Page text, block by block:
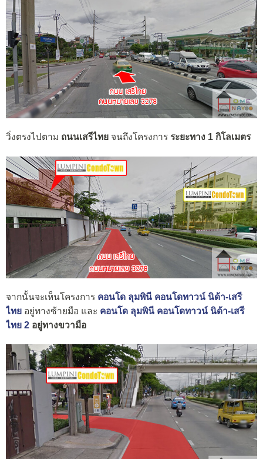
วิ่งตรงไปตาม ถนนเสรีไทย จนถึงโครงการ ระยะทาง 1 กิโลเมตร
จากนั้นจะเห็นโครงการ คอนโด ลุมพินี คอนโดทาวน์ นิด้า-เสรี
ไทย อยู่ทางซ้ายมือ และ คอนโด ลุมพินี คอนโดทาวน์ นิด้า-เสรี
ไทย 2 อยู่ทางขวามือ